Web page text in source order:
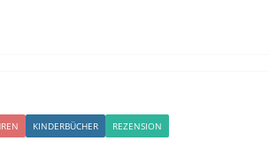
KINDERBÜCHER REZENSION